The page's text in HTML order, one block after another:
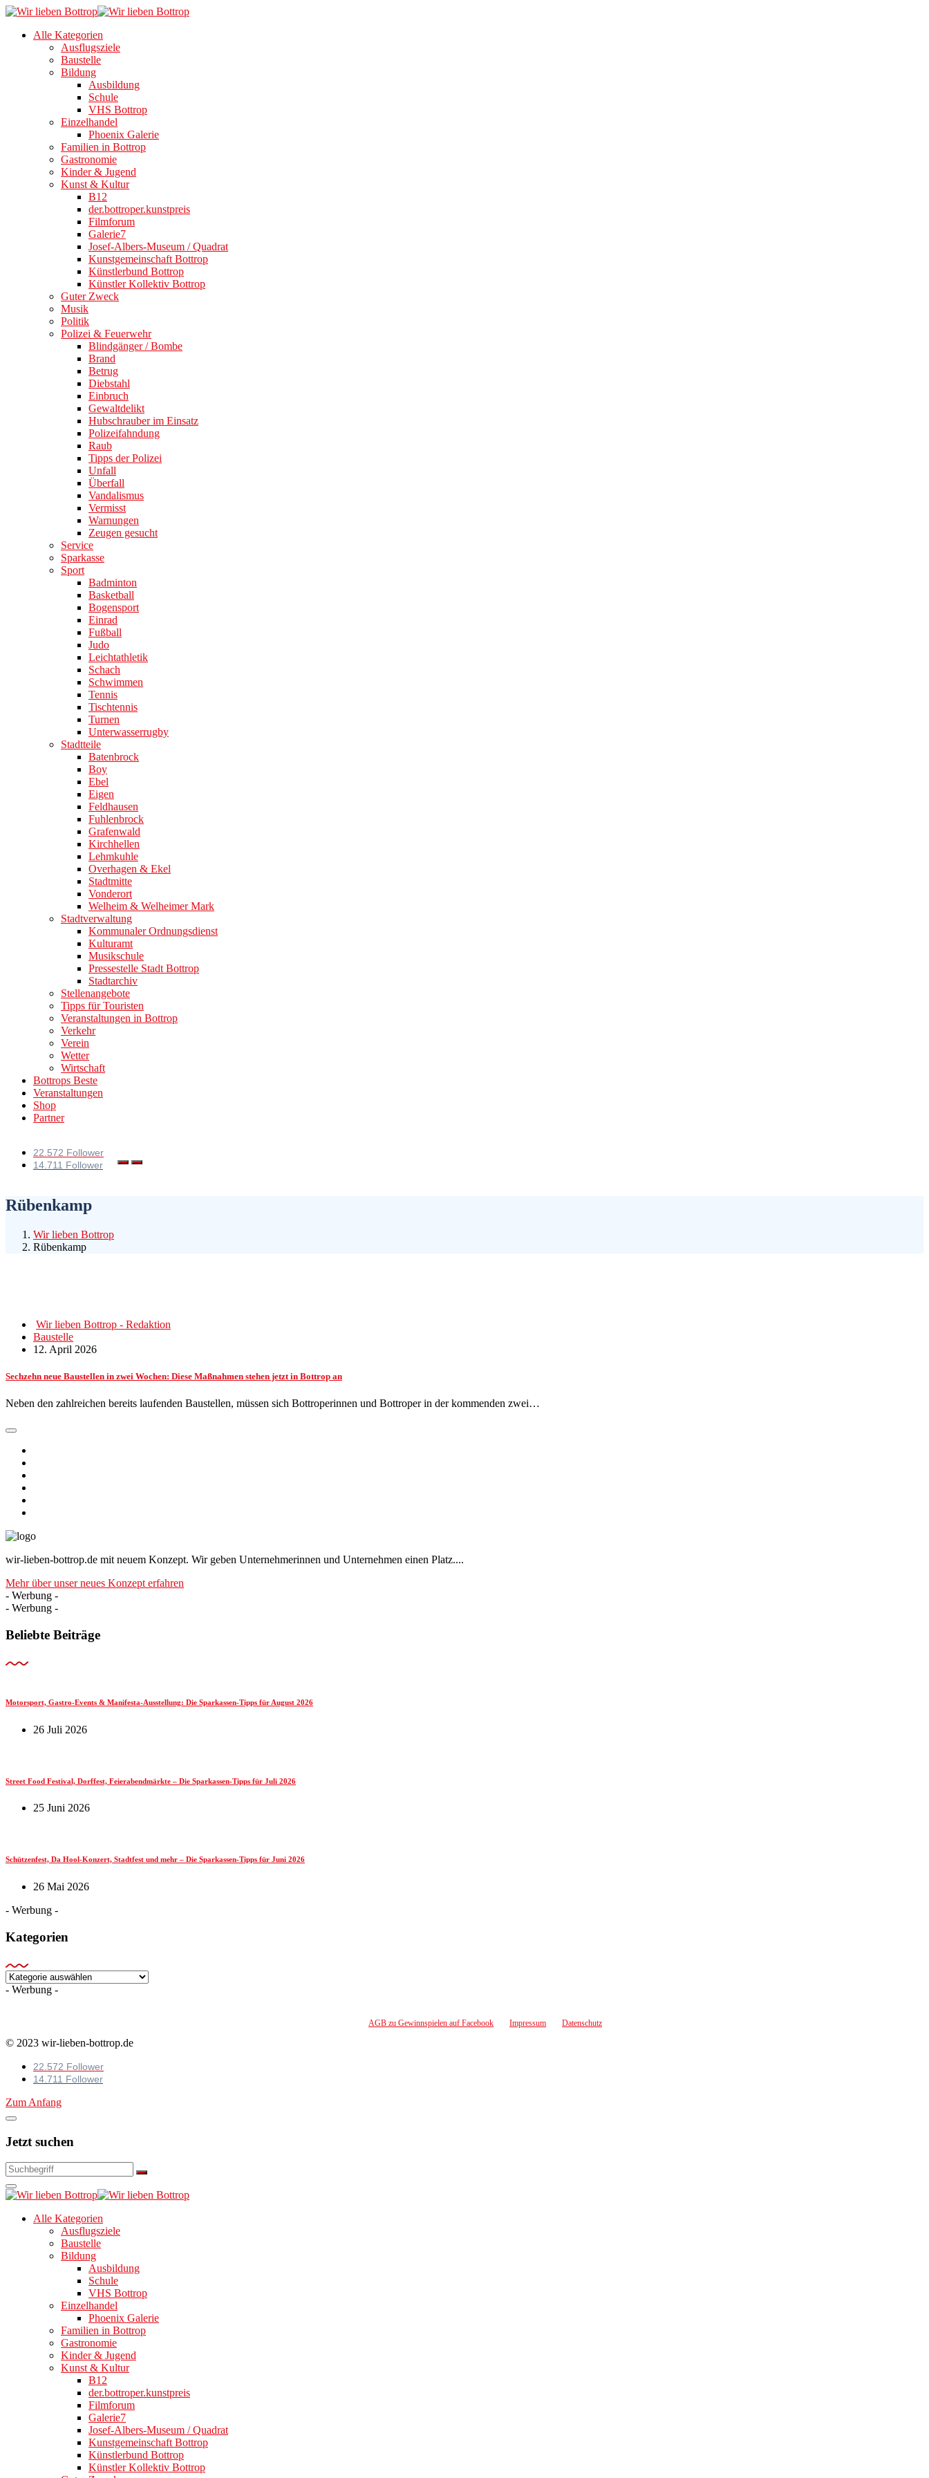
Alle Kategorien
Ausflugsziele
Baustelle
Bildung
Ausbildung
Schule
VHS Bottrop
Einzelhandel
Phoenix Galerie
Familien in Bottrop
Gastronomie
Kinder & Jugend
Kunst & Kultur
B12
der.bottroper.kunstpreis
Filmforum
Galerie7
Josef-Albers-Museum / Quadrat
Kunstgemeinschaft Bottrop
Künstlerbund Bottrop
Künstler Kollektiv Bottrop
Guter Zweck
Musik
Politik
Polizei & Feuerwehr
Blindgänger / Bombe
Brand
Betrug
Diebstahl
Einbruch
Gewaltdelikt
Hubschrauber im Einsatz
Polizeifahndung
Raub
Tipps der Polizei
Unfall
Überfall
Vandalismus
Vermisst
Warnungen
Zeugen gesucht
Service
Sparkasse
Sport
Badminton
Basketball
Bogensport
Einrad
Fußball
Judo
Leichtathletik
Schach
Schwimmen
Tennis
Tischtennis
Turnen
Unterwasserrugby
Stadtteile
Batenbrock
Boy
Ebel
Eigen
Feldhausen
Fuhlenbrock
Grafenwald
Kirchhellen
Lehmkuhle
Overhagen & Ekel
Stadtmitte
Vonderort
Welheim & Welheimer Mark
Stadtverwaltung
Kommunaler Ordnungsdienst
Kulturamt
Musikschule
Pressestelle Stadt Bottrop
Stadtarchiv
Stellenangebote
Tipps für Touristen
Veranstaltungen in Bottrop
Verkehr
Verein
Wetter
Wirtschaft
Bottrops Beste
Veranstaltungen
Shop
Partner
22.572 Follower
14.711 Follower
Rübenkamp
Wir lieben Bottrop
Rübenkamp
Wir lieben Bottrop - Redaktion
Baustelle
12. April 2026
Sechzehn neue Baustellen in zwei Wochen: Diese Maßnahmen stehen jetzt in Bottrop an
Neben den zahlreichen bereits laufenden Baustellen, müssen sich Bottroperinnen und Bottroper in der kommenden zwei…
wir-lieben-bottrop.de mit neuem Konzept. Wir geben Unternehmerinnen und Unternehmen einen Platz....
Mehr über unser neues Konzept erfahren
- Werbung -
- Werbung -
Beliebte Beiträge
Motorsport, Gastro-Events & Manifesta-Ausstellung: Die Sparkassen-Tipps für August 2026
26 Juli 2026
Street Food Festival, Dorffest, Feierabendmärkte – Die Sparkassen-Tipps für Juli 2026
25 Juni 2026
Schützenfest, Da Hool-Konzert, Stadtfest und mehr – Die Sparkassen-Tipps für Juni 2026
26 Mai 2026
- Werbung -
Kategorien
Kategorien
- Werbung -
AGB zu Gewinnspielen auf Facebook Impressum Datenschutz
© 2023 wir-lieben-bottrop.de
22.572 Follower
14.711 Follower
Zum Anfang
Jetzt suchen
Alle Kategorien
Ausflugsziele
Baustelle
Bildung
Ausbildung
Schule
VHS Bottrop
Einzelhandel
Phoenix Galerie
Familien in Bottrop
Gastronomie
Kinder & Jugend
Kunst & Kultur
B12
der.bottroper.kunstpreis
Filmforum
Galerie7
Josef-Albers-Museum / Quadrat
Kunstgemeinschaft Bottrop
Künstlerbund Bottrop
Künstler Kollektiv Bottrop